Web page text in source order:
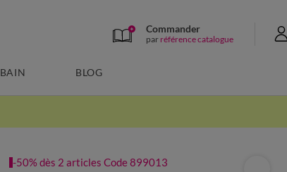
Commander
par référence catalogue
BAIN BLOG
-50% dès 2 articles Code 899013